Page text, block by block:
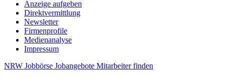
Anzeige aufgeben
Direktvermittlung
Newsletter
Firmenprofile
Medienanalyse
Impressum
NRW Jobbörse Jobangebote Mitarbeiterfinden